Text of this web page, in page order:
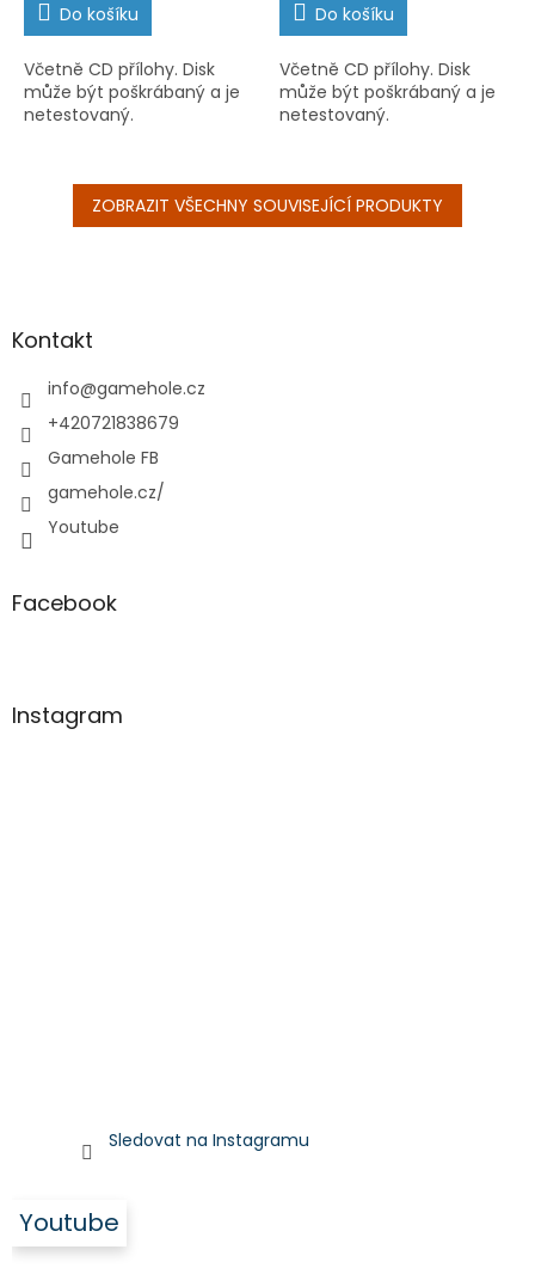
Do košíku
Včetně CD přílohy. Disk
může být poškrábaný a je
netestovaný.
Do košíku
Včetně CD přílohy. Disk
může být poškrábaný a je
netestovaný.
ZOBRAZIT VŠECHNY SOUVISEJÍCÍ PRODUKTY
aKontakt
info@gamehole.cz
+420721838679
Gamehole FB
gamehole.cz/
Youtube
Facebook
Instagram
Sledovat na Instagramu
Youtube